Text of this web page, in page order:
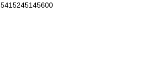
5415245145600